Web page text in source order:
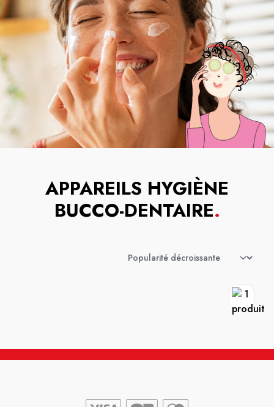
APPAREILS HYGIÈNE
BUCCO-DENTAIRE.